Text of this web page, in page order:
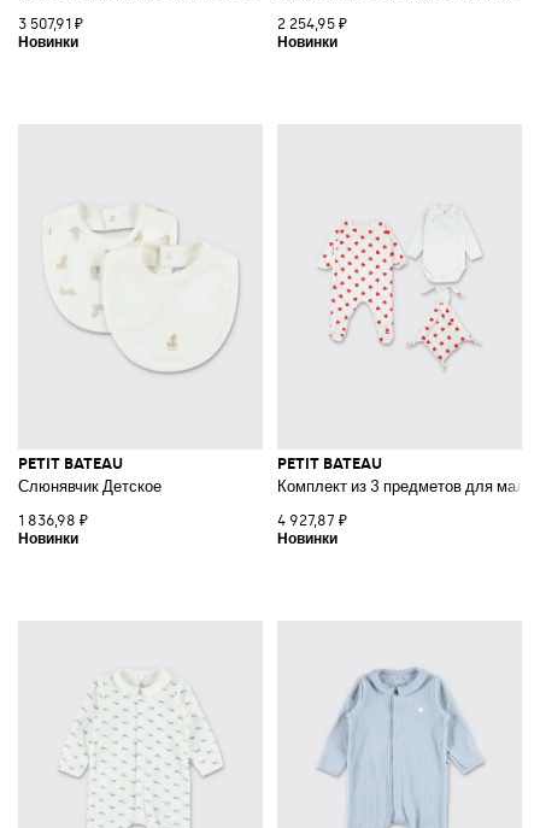
3 507,91 ₽ 2 254,95 ₽
PETIT BATEAU
Слюнявчик Детское
1 836,98 ₽
PETIT BATEAU
Комплект из 3 предметов для
4 927,87 ₽